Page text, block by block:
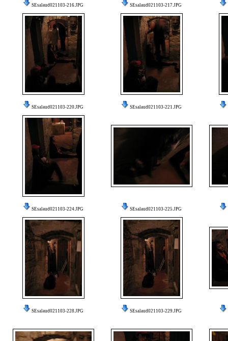
SEsalaud021103-216.JPG SEsalaud021103-217.JPG
SEsalaud021103-220.JPG SEsalaud021103-221.JPG
SEsalaud021103-224.JPG SEsalaud021103-225.JPG
SEsalaud021103-228.JPG SEsalaud021103-229.JPG